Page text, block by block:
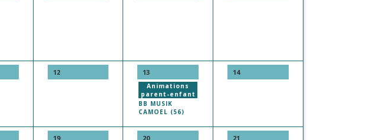
12 13
Animations
parent-enfant
BB MUSIK
CAMOEL (56)
14
19 20 21